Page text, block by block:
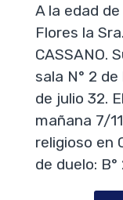
A la edad
Flores la
CASSANO.
sala N° 2
de julio 32.
mañana 7/
religioso en
de duelo: B°